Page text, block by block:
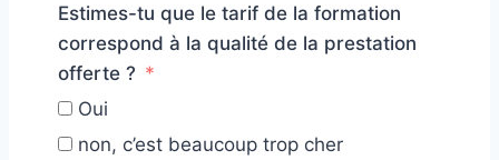
Estimes-tu que le tarif de la formation
correspond à la qualité de la prestation
offerte ?
Oui
non, c’est beaucoup trop cher